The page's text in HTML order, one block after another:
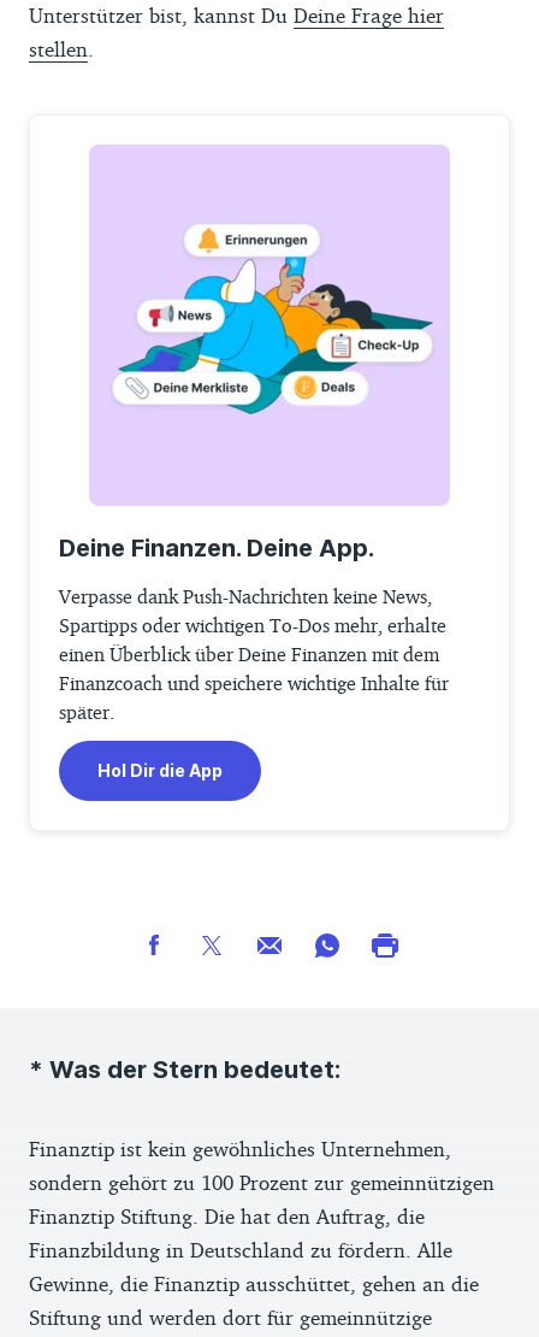
Unterstützer bist, kannst Du Deine Frage hier
stellen
Deine Finanzen. Deine App.
Verpasse dank Push-Nachrichten keine News,
Spartipps oder wichtigen To-Dos mehr, erhalte
einen Überblick über Deine Finanzen mit dem
Finanzcoach und speichere wichtige Inhalte für
später.
Hol Dir die App
* Was der Stern bedeutet:
Finanztip ist kein gewöhnliches Unternehmen,
sondern gehört zu 100 Prozent zur gemeinnützigen
Finanztip Stiftung. Die hat den Auftrag, die
Finanzbildung in Deutschland zu fördern. Alle
Gewinne, die Finanztip ausschüttet, gehen an die
Stiftung und werden dort für gemeinnützige